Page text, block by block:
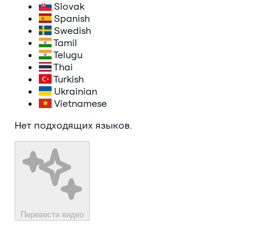
Slovak
Spanish
Swedish
Tamil
Telugu
Thai
Turkish
Ukrainian
Vietnamese
Нет подходящих языков.
Перевести видео